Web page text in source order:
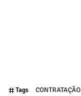
Tags CONTRATAÇÃO